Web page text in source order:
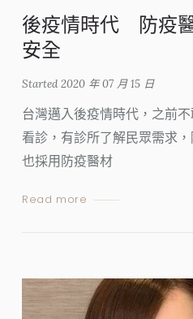
後疫情時代 防疫
安全
Started2020 年 07 月 15 日
台灣邁入後疫情時代，之前
看診，有診所了解民眾需求
也採用防疫醫材
Read more